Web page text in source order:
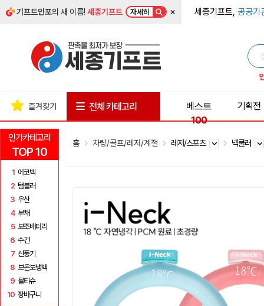
기프트인포의 새 이름!세종기프트 자세히 × 세종기프트, 공공기
인기카테고리
TOP 10
1 에코백
2 텀블러
3 우산
4 부채
5 보조배터리
6 수건
7 선풍기
8 보온보냉백
9 물티슈
10 장바구니
즐겨찾기 전체 카테고리
베스트
100
기획전
홈 차량/골프/레저/계절 레저/스포츠 넥쿨러